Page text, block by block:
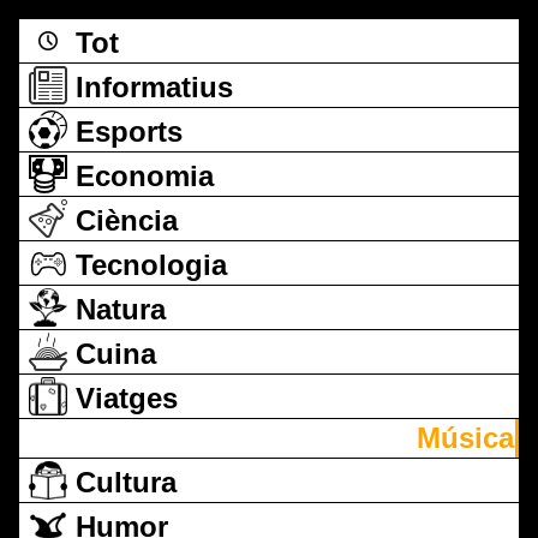
Tot
Informatius
Esports
Economia
Ciència
Tecnologia
Natura
Cuina
Viatges
Música
Cultura
Humor